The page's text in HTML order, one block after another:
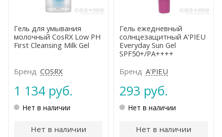
Гель для умывания
молочный CosRX Low PH
First Cleansing Milk Gel
Бренд COSRX
1 134 руб.
Нет в наличии
Нет в наличии
Гель ежедневный
солнцезащитный A'PIEU
Everyday Sun Gel
SPF50+/PA++++
Бренд A'PIEU
293 руб.
Нет в наличии
Нет в наличии